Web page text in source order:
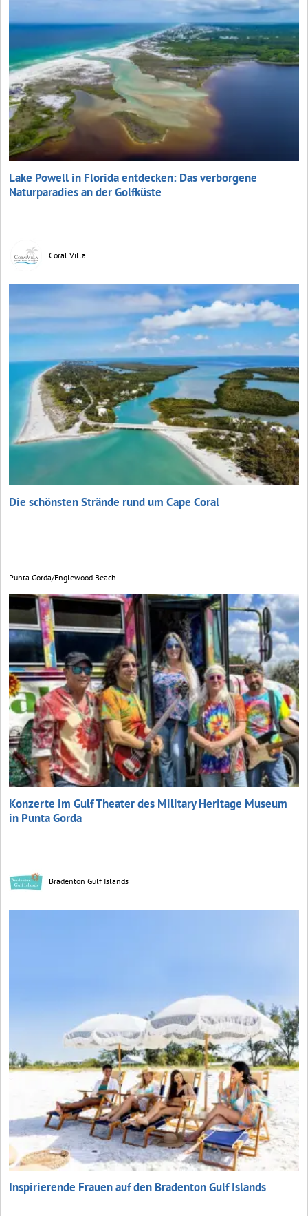
Lake Powell in Florida entdecken: Das verborgene
Naturparadies an der Golfküste
Coral Villa
Die schönsten Strände rund um Cape Coral
Punta Gorda/Englewood Beach
Konzerte im Gulf Theater des Military Heritage Museum
in Punta Gorda
Bradenton Gulf Islands
Inspirierende Frauen auf den Bradenton Gulf Islands